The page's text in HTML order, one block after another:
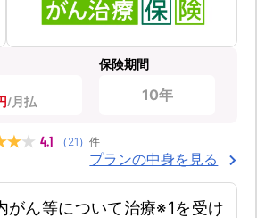
保険期間
10年
4.1 （ 21 ） 件
プランの中身を見る
がん等について治療※1を受け